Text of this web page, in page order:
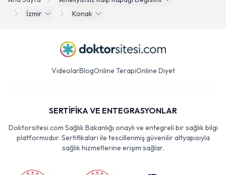
İzmir
Konak
VideolarBlogOnline TerapiOnline Diyet
SERTİFİKA VE ENTEGRASYONLAR
Doktorsitesi.com Sağlık Bakanlığı onaylı ve entegreli bir sağlık bilgi
platformudur. Sertifikaları ile tescillenmiş güvenilir altyapısıyla
sağlık hizmetlerine erişim sağlar.